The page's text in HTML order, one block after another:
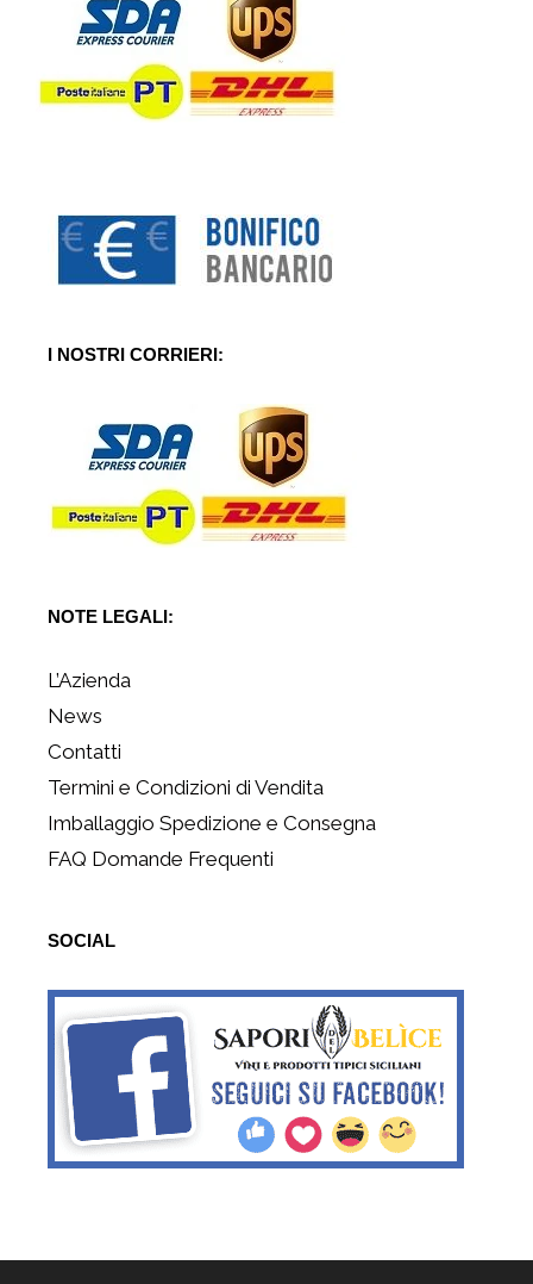
I NOSTRI CORRIERI:
NOTE LEGALI:
L’Azienda
News
Contatti
Termini e Condizioni di Vendita
Imballaggio Spedizione e Consegna
FAQ Domande Frequenti
SOCIAL